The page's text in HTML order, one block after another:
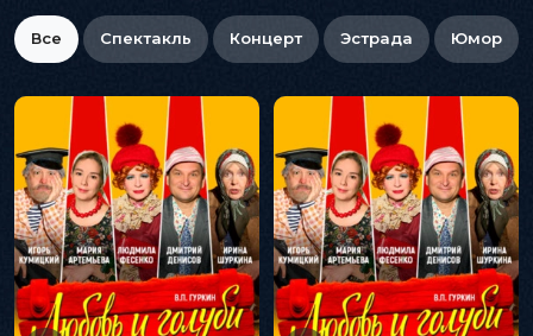
Все Спектакль Концерт Эстрада Юмор